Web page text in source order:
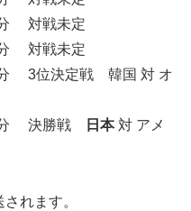
分 対戦未定
分 対戦未定
分 3位決定戦 韓国 対 オ
分 決勝戦
日本対 アメ
れます。